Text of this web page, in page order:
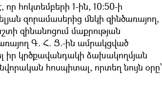
հոկտեմբերի 1-ին, 10:50-ի
զորամասերից մեկի զինծառայող,
զինանոցում մաքրության
Գ. Հ. Ց.-ին ամրակցված
իր կրծքավանդակի ձախակողմյան
հոսպիտալ, որտեղ նույն օրը՝